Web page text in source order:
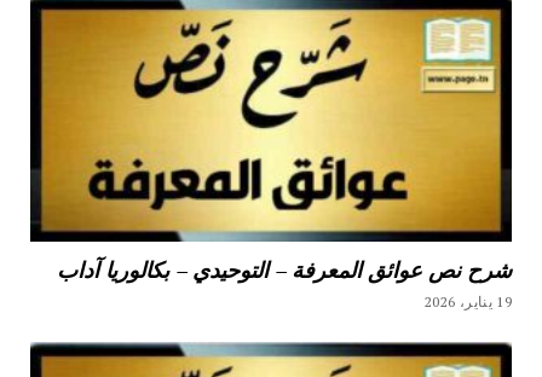
شرح نص عوائق المعرفة – التوحيدي – بكالوريا آداب
19 يناير، 2026